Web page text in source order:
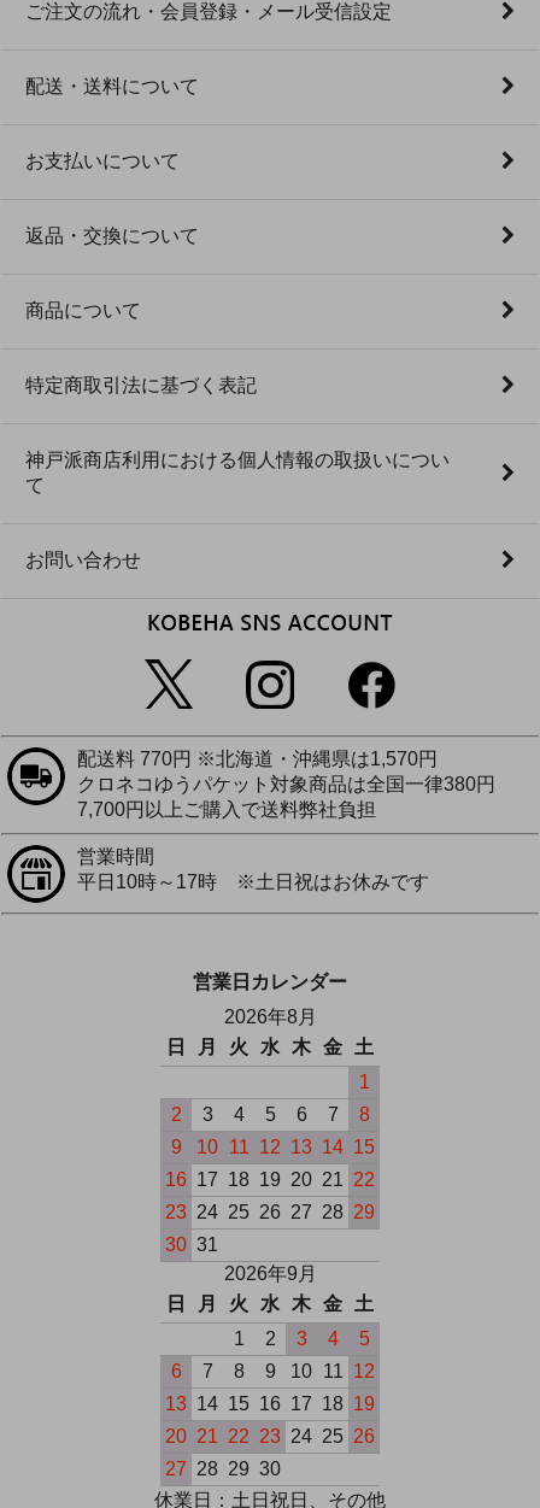
ご注文の流れ・会員登録・メール受信設定
配送・送料について
お支払いについて
返品・交換について
商品について
特定商取引法に基づく表記
神戸派商店利用における個人情報の取扱いについ
て
お問い合わせ
配送料 770円 ※北海道・沖縄県は1,570円
クロネコゆうパケット対象商品は全国一律380円
7,700円以上ご購入で送料弊社負担
営業時間
平日10時～17時 ※土日祝はお休みです
営業日カレンダー
2026年8月
日
月 火 水 木 金
土
1
2
3 4 5 6 7
8
9
10 11 12 13 14 15
16 17 18 19 20 21 22
23 24 25 26 27 28 29
30 31
2026年9月
日
月 火 水 木 金
土
1
2 3 4
5
6
7 8 9 10 11 12
13 14 15 16 17 18 19
20 21 22 23 24 25 26
27 28 29 30
休業日：土日祝日、その他